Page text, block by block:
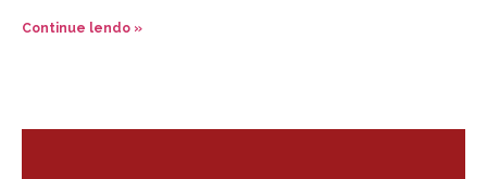
Continue lendo »